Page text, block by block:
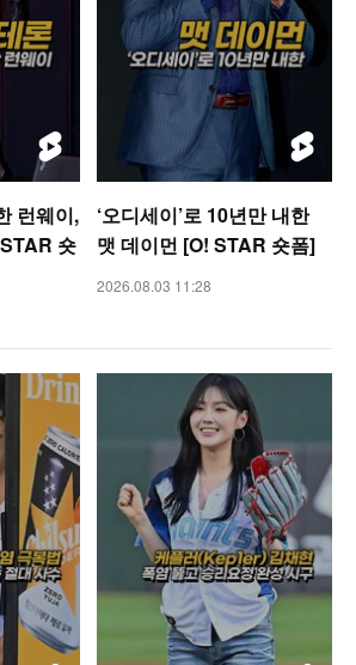
런웨이,
숏
‘오디세이’로 10년만 내한
맷 데이먼 [O! STAR 숏폼]
2026.08.03 11:28